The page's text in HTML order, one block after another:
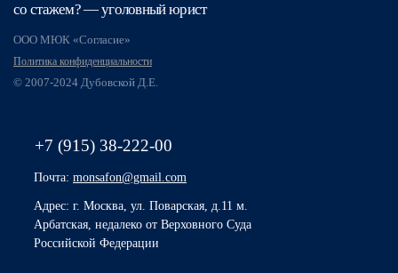
со стажем? — уголовный юрист
ООО МЮК «Согласие»
Политика конфиденциальности
© 2007-2024 Дубовской Д.Е.
+7 (915) 38-222-00
Почта: monsafon@gmail.com
Адрес: г. Москва, ул. Поварская, д.11 м.
Арбатская, недалеко от Верховного Суда
Российской Федерации